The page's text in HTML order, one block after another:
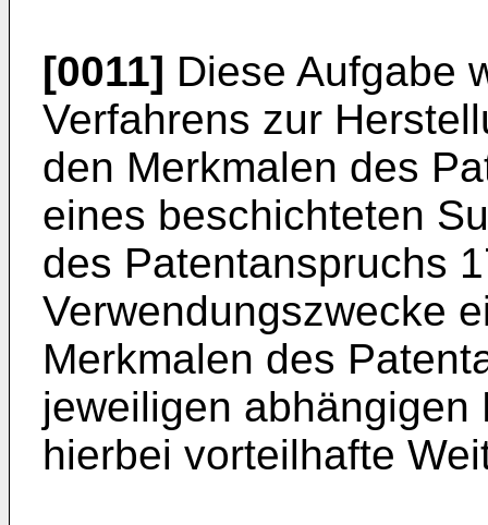
[0011] Diese Aufgabe
Verfahrens zur
den Merkmalen des
eines beschichteten
des Patentanspruchs
Verwendungszwecke
Merkmalen des
jeweiligen
hierbei vorteilhafte